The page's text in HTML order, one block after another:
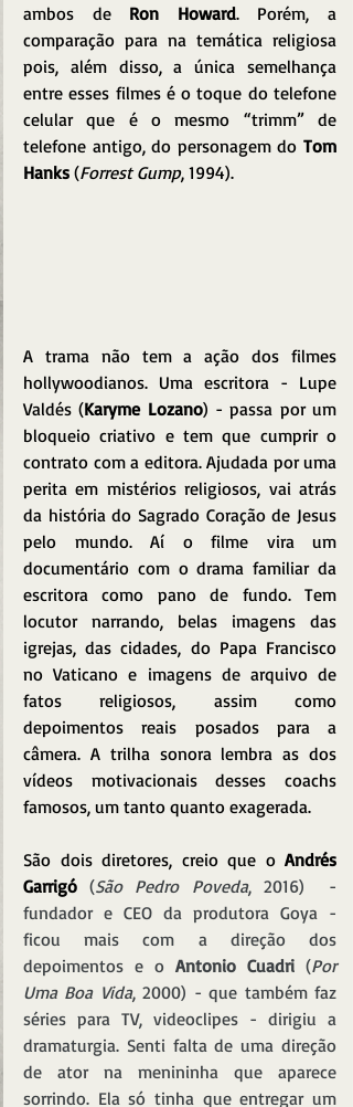
ambos de Ron Howard. Porém, a
comparação para na temática religiosa
pois, além disso, a única semelhança
entre esses filmes é o toque do telefone
celular que é o mesmo “trimm” de
telefone antigo, do personagem do Tom
Hanks (Forrest Gump, 1994).
A trama não tem a ação dos filmes
hollywoodianos. Uma escritora - Lupe
Valdés (Karyme Lozano) - passa por um
bloqueio criativo e tem que cumprir o
contrato com a editora. Ajudada por uma
perita em mistérios religiosos, vai atrás
da história do Sagrado Coração de Jesus
pelo mundo. Aí o filme vira um
documentário com o drama familiar da
escritora como pano de fundo. Tem
locutor narrando, belas imagens das
igrejas, das cidades, do Papa Francisco
no Vaticano e imagens de arquivo de
fatos religiosos, assim como
depoimentos reais posados para a
câmera. A trilha sonora lembra as dos
vídeos motivacionais desses coachs
famosos, um tanto quanto exagerada.
São dois diretores, creio que o Andrés
Garrigó (São Pedro Poveda, 2016)  -
fundador e CEO da produtora Goya -
ficou mais com a direção dos
depoimentos e o Antonio Cuadri (Por
Uma Boa Vida, 2000) - que também faz
séries para TV, videoclipes - dirigiu a
dramaturgia. Senti falta de uma direção
de ator na menininha que aparece
sorrindo. Ela só tinha que entregar um